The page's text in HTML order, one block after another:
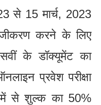
से 15 मार्च, 2023
करने के लिए
के डॉक्यूमेंट का
प्रवेश परीक्षा
से शुल्क का 50%